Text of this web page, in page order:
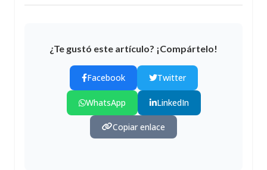
¿Te gustó este artículo? ¡Compártelo!
Facebook Twitter
WhatsApp LinkedIn
Copiar enlace